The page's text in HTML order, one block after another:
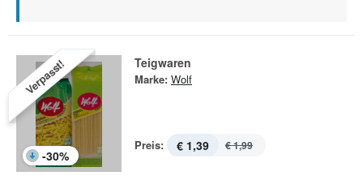
Verpasst!
-30%
Teigwaren
Marke: Wolf
Preis: € 1,39 € 1,99